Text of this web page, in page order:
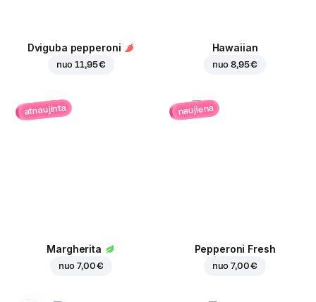
Dviguba pepperoni
nuo11,95 €
Hawaiian
nuo8,95 €
atnaujinta
Margherita
nuo7,00 €
naujiena
Pepperoni Fresh
nuo7,00 €